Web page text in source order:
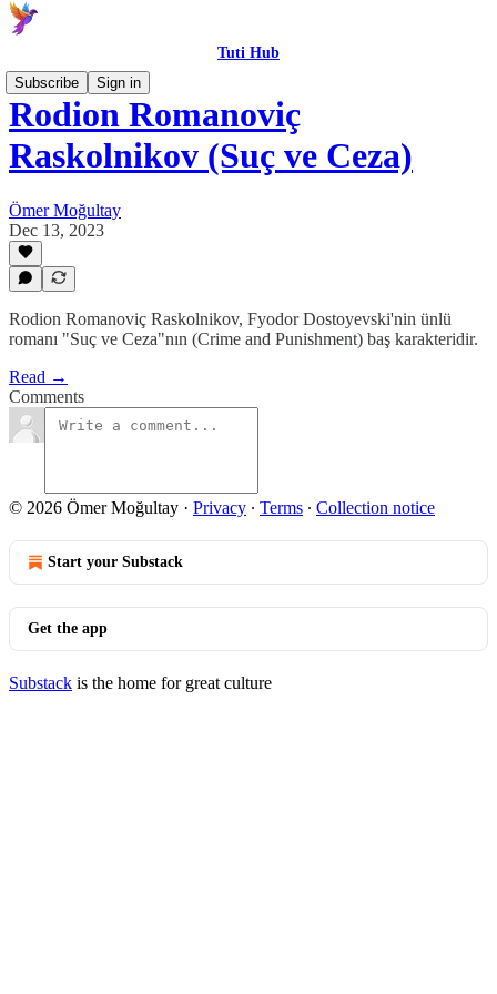
Tuti Hub
Subscribe
Sign in
Rodion Romanoviç
Raskolnikov (Suç ve Ceza)
Ömer Moğultay
Dec 13, 2023
Rodion Romanoviç Raskolnikov, Fyodor Dostoyevski'nin ünlü
romanı "Suç ve Ceza"nın (Crime and Punishment) baş karakteridir.
Read →
Comments
© 2026 Ömer Moğultay · Privacy ∙ Terms ∙ Collection notice
Start your Substack
Get the app
Substack is the home for great culture